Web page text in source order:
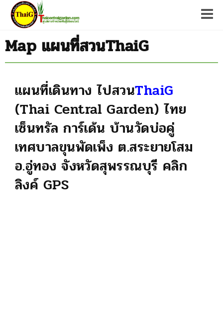
Map แผนที่สวนThaiG
แผนที่เดินทาง ไปสวนThaiG
(Thai Central Garden) ไทย
เซ็นทรัล การ์เด้น บ้านวัดบ่อคู่
เทศบาลขุนพัดเพ็ง ต.สระยายโสม
อ.อู่ทอง จังหวัดสุพรรณบุรี คลิก
ลิงค์ GPS